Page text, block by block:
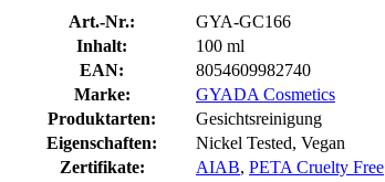
Art.-Nr.:
GYA-GC166
Inhalt:
100 ml
EAN:
8054609982740
Marke:
GYADA Cosmetics
Produktarten:
Gesichtsreinigung
Eigenschaften:
Nickel Tested, Vegan
Zertifikate:
AIAB, PETA Cruelty Free